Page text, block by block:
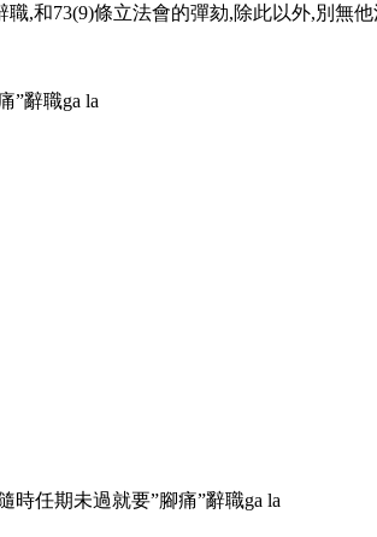
,和73(9)條立法會的彈劾,除此以外,別無他
”辭職ga la
時任期未過就要”腳痛”辭職ga la